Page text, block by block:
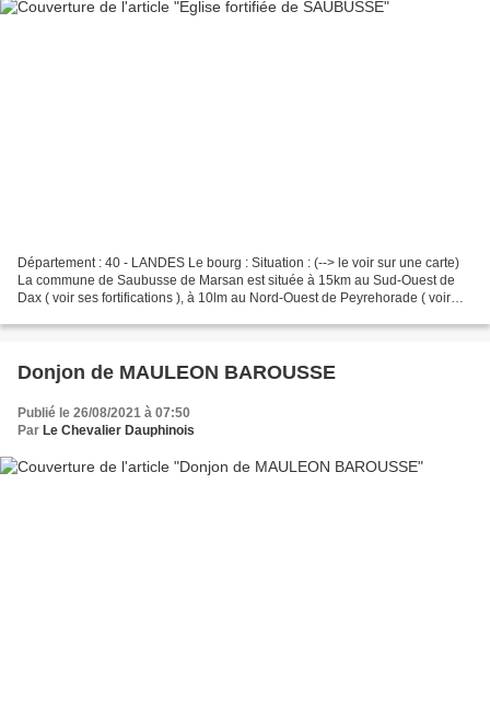
Département : 40 - LANDES Le bourg : Situation : (--> le voir sur une carte)
La commune de Saubusse de Marsan est située à 15km au Sud-Ouest de
Dax ( voir ses fortifications ), à 10lm au Nord-Ouest de Peyrehorade ( voir
Donjon de MAULEON BAROUSSE
Publié le 26/08/2021 à 07:50
Par Le Chevalier Dauphinois